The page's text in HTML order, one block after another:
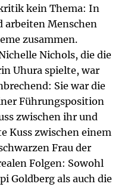
kein Thema: In
arbeiten Menschen
zusammen.
Nichols, die die
Uhura spielte, war
Sie war die
Führungsposition
zwischen ihr und
Kuss zwischen einem
Frau der
Folgen: Sowohl
Goldberg als auch die